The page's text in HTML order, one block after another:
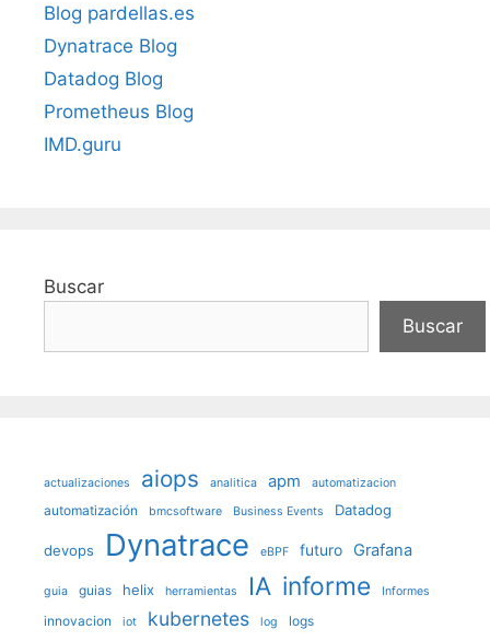
Blog pardellas.es
Dynatrace Blog
Datadog Blog
Prometheus Blog
IMD.guru
Buscar
Buscar
actualizaciones aiops analitica apm automatizacion
automatización bmcsoftware Business Events Datadog
devops Dynatrace eBPF futuro Grafana
guia guias helix herramientas IA informe Informes
innovacion iot kubernetes log logs